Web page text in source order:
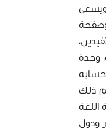
ويسعى
وصفحة
وحدة
حسابه
ذلك
اللغة
ودول